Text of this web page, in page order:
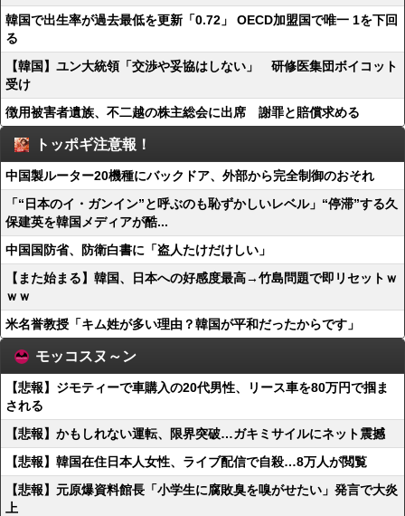
韓国で出生率が過去最低を更新「0.72」 OECD加盟国で唯一 1を下回
る
【韓国】ユン大統領「交渉や妥協はしない」 研修医集団ボイコット
受け
徴用被害者遺族、不二越の株主総会に出席 謝罪と賠償求める
トッポギ注意報！
中国製ルーター20機種にバックドア、外部から完全制御のおそれ
「“日本のイ・ガンイン”と呼ぶのも恥ずかしいレベル」“停滞”する久
保建英を韓国メディアが酷...
中国国防省、防衛白書に「盗人たけだけしい」
【また始まる】韓国、日本への好感度最高→竹島問題で即リセットｗ
ｗｗ
米名誉教授「キム姓が多い理由？韓国が平和だったからです」
モッコスヌ～ン
【悲報】ジモティーで車購入の20代男性、リース車を80万円で掴ま
される
【悲報】かもしれない運転、限界突破…ガキミサイルにネット震撼
【悲報】韓国在住日本人女性、ライブ配信で自殺…8万人が閲覧
【悲報】元原爆資料館長「小学生に腐敗臭を嗅がせたい」発言で大炎
上